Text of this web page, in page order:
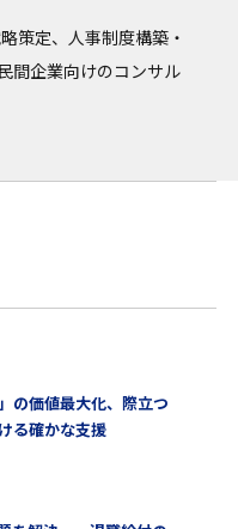
の価値最大化、際立つ
る確かな支援
策定、人事制度構築・
間企業向けのコンサル